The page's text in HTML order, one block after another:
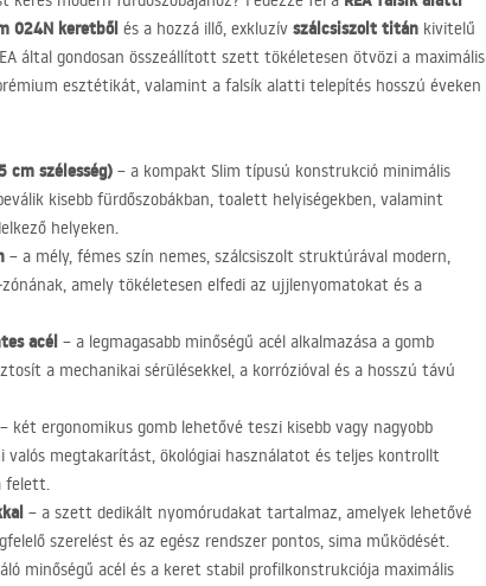
024N keretből és a hozzá illő, exkluzív szálcsiszolt titán kivitelű
által gondosan összeállított szett tökéletesen ötvözi a maximális
esztétikát, valamint a falsík alatti telepítés hosszú éveken
cm szélesség) – a kompakt Slim típusú konstrukció minimális
kisebb fürdőszobákban, toalett helyiségekben, valamint
helyeken.
– a mély, fémes szín nemes, szálcsiszolt struktúrával modern,
amely tökéletesen elfedi az ujjlenyomatokat és a
acél – a legmagasabb minőségű acél alkalmazása a gomb
a mechanikai sérülésekkel, a korrózióval és a hosszú távú
két ergonomikus gomb lehetővé teszi kisebb vagy nagyobb
valós megtakarítást, ökológiai használatot és teljes kontrollt
felett.
– a szett dedikált nyomórudakat tartalmaz, amelyek lehetővé
szerelést és az egész rendszer pontos, sima működését.
minőségű acél és a keret stabil profilkonstrukciója maximális